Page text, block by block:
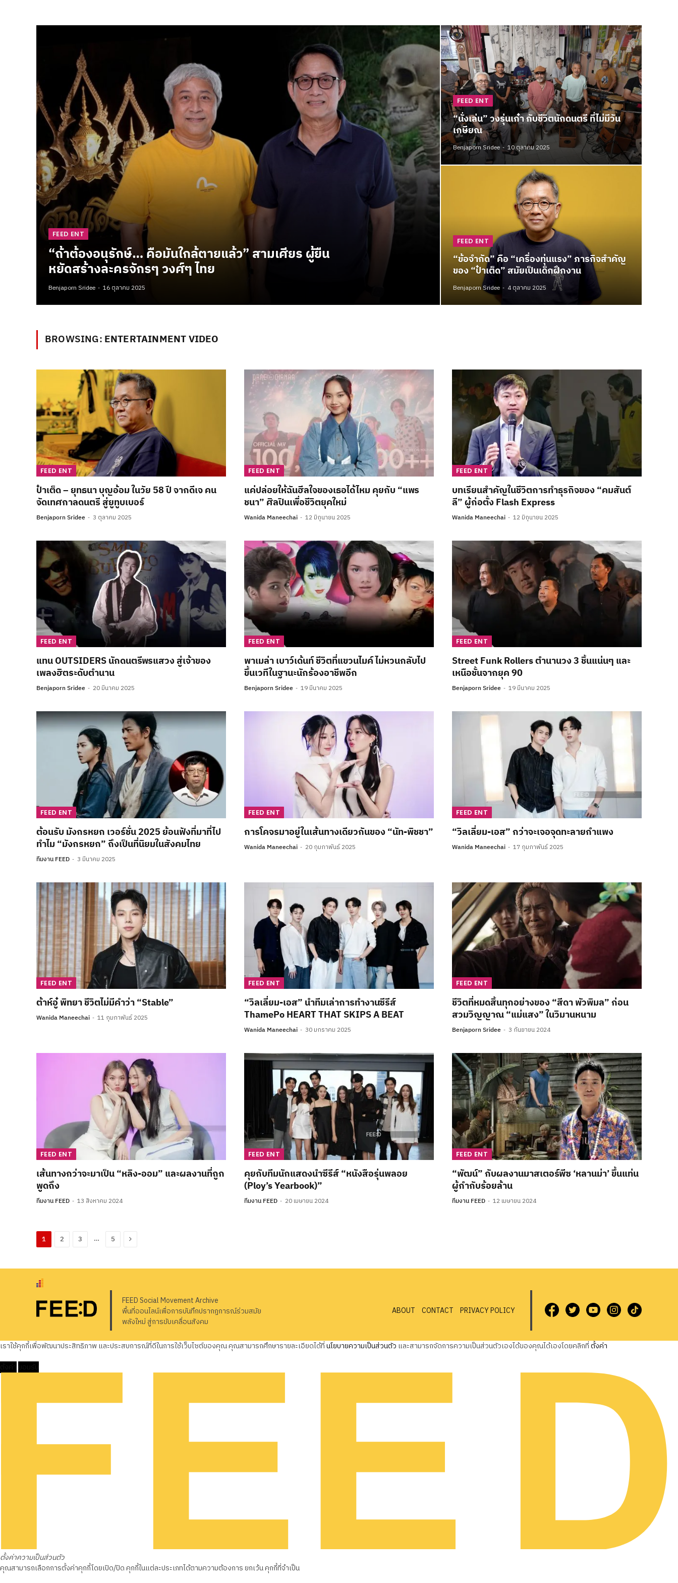
FEED ENT
“ถ้าต้องอนุรักษ์… คือมันใกล้ตายแล้ว” สามเศียร ผู้ยืน
หยัดสร้างละครจักรๆ วงศ์ๆ ไทย
Benjaporn Sridee 16 ตุลาคม 2025
FEED ENT
“นั่งเล่น” วงรุ่นเก๋า กับชีวิตนักดนตรี ที่ไม่มีวัน
เกษียณ
Benjaporn Sridee 10 ตุลาคม 2025
FEED ENT
“ข้อจำกัด” คือ “เครื่องทุ่นแรง” ภารกิจสำคัญ
ของ “ป๋าเต็ด” สมัยเป็นเด็กฝึกงาน
Benjaporn Sridee 4 ตุลาคม 2025
BROWSING:ENTERTAINMENT VIDEO
FEED ENT
ป๋าเต็ด – ยุทธนา บุญอ้อม ในวัย 58 ปี จากดีเจ คน
จัดเทศกาลดนตรี สู่ยูทูบเบอร์
Benjaporn Sridee 3 ตุลาคม 2025
FEED ENT
แค่ปล่อยให้ฉันฮีลใจของเธอได้ไหม คุยกับ “แพร
ชนา” ศิลปินเพื่อชีวิตยุคใหม่
Wanida Maneechai 12 มิถุนายน 2025
FEED ENT
บทเรียนสำคัญในชีวิตการทำธุรกิจของ “คมสันต์
ลี” ผู้ก่อตั้ง Flash Express
Wanida Maneechai 12 มิถุนายน 2025
FEED ENT
แทน OUTSIDERS นักดนตรีพรแสวง สู่เจ้าของ
เพลงฮิตระดับตำนาน
Benjaporn Sridee 20 มีนาคม 2025
FEED ENT
พาเมล่า เบาว์เด้นท์ ชีวิตที่แขวนไมค์ ไม่หวนกลับไป
ขึ้นเวทีในฐานะนักร้องอาชีพอีก
Benjaporn Sridee 19 มีนาคม 2025
FEED ENT
Street Funk Rollers ตำนานวง 3 ชิ้นแน่นๆ และ
เหนือชั้นจากยุค 90
Benjaporn Sridee 19 มีนาคม 2025
FEED ENT
ต้อนรับ มังกรหยก เวอร์ชั่น 2025 ย้อนฟังที่มาที่ไป
ทำไม “มังกรหยก” ถึงเป็นที่นิยมในสังคมไทย
ทีมงาน FEED 3 มีนาคม 2025
FEED ENT
การโคจรมาอยู่ในเส้นทางเดียวกันของ “นัท-พิชชา”
Wanida Maneechai 20 กุมภาพันธ์ 2025
FEED ENT
“วิลเลี่ยม-เอส” กว่าจะเจอจุดทะลายกำแพง
Wanida Maneechai 17 กุมภาพันธ์ 2025
FEED ENT
ต้าห์อู๋ พิทยา ชีวิตไม่มีคำว่า “Stable”
Wanida Maneechai 11 กุมภาพันธ์ 2025
FEED ENT
“วิลเลี่ยม-เอส” นำทีมเล่าการทำงานซีรีส์
ThamePo HEART THAT SKIPS A BEAT
Wanida Maneechai 30 มกราคม 2025
FEED ENT
ชีวิตที่หมดสิ้นทุกอย่างของ “สีดา พัวพิมล” ก่อน
สวมวิญญาณ “แม่แสง” ในวิมานหนาม
Benjaporn Sridee 3 กันยายน 2024
FEED ENT
เส้นทางกว่าจะมาเป็น “หลิง-ออม” และผลงานที่ถูก
พูดถึง
ทีมงาน FEED 13 สิงหาคม 2024
FEED ENT
คุยกับทีมนักแสดงนำซีรีส์ “หนังสือรุ่นพลอย
(Ploy’s Yearbook)”
ทีมงาน FEED 20 เมษายน 2024
FEED ENT
“พัฒน์” กับผลงานมาสเตอร์พีซ ‘หลานม่า’ ขึ้นแท่น
ผู้กำกับร้อยล้าน
ทีมงาน FEED 12 เมษายน 2024
1 2 3 … 5 Next
FEED Social Movement Archive
พื้นที่ออนไลน์เพื่อการบันทึกปรากฏการณ์ร่วมสมัย
พลังใหม่ สู่การขับเคลื่อนสังคม
ABOUT CONTACT PRIVACY POLICY
เราใช้คุกกี้เพื่อพัฒนาประสิทธิภาพ และประสบการณ์ที่ดีในการใช้เว็บไซต์ของคุณ คุณสามารถศึกษารายละเอียดได้ที่นโยบายความเป็นส่วนตัว และสามารถจัดการความเป็นส่วนตัวเองได้ของคุณได้เองโดยคลิกที่ตั้งค่า
ตั้งค่าความเป็นส่วนตัว
คุณสามารถเลือกการตั้งค่าคุกกี้โดยเปิด/ปิด คุกกี้ในแต่ละประเภทได้ตามความต้องการ ยกเว้น คุกกี้ที่จำเป็น